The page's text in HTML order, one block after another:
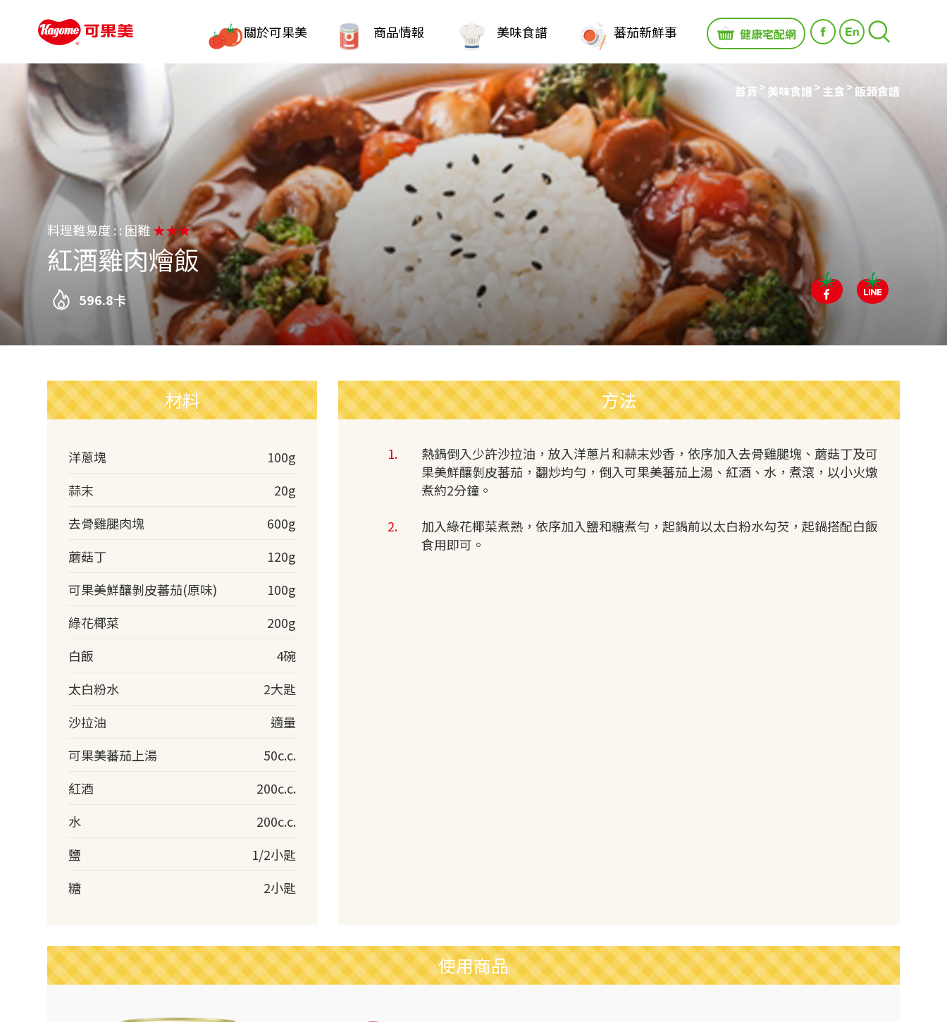
健康宅配網
關於可果美 商品情報 美味食譜 蕃茄新鮮事
首頁 美味食譜 主食 飯類食譜
料理難易度 : : 困難★★★
紅酒雞肉燴飯
596.8卡
材料
洋蔥塊
100g
蒜末
20g
去骨雞腿肉塊
600g
蘑菇丁
120g
可果美鮮釀剝皮蕃茄(原味)
100g
綠花椰菜
200g
白飯
4碗
太白粉水
2大匙
沙拉油
適量
可果美蕃茄上湯
50c.c.
紅酒
200c.c.
水
200c.c.
鹽
1/2小匙
糖
2小匙
方法
熱鍋倒入少許沙拉油，放入洋蔥片和蒜末炒香，依序加入去骨雞腿塊、蘑菇丁及可
果美鮮釀剝皮蕃茄，翻炒均勻，倒入可果美蕃茄上湯、紅酒、水，煮滾，以小火燉
煮約2分鐘。
加入綠花椰菜煮熟，依序加入鹽和糖煮勻，起鍋前以太白粉水勾芡，起鍋搭配白飯
食用即可。
使用商品